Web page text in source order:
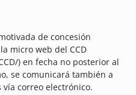
de concesión
micro web del CCD
) en fecha no posterior al
se comunicará también a
correo electrónico.